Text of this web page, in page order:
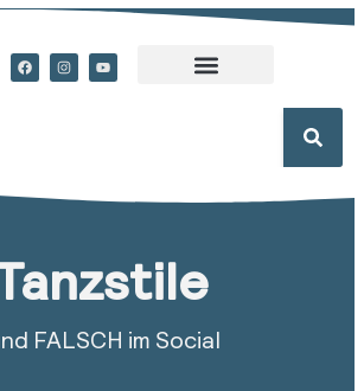
FALSCH im Social